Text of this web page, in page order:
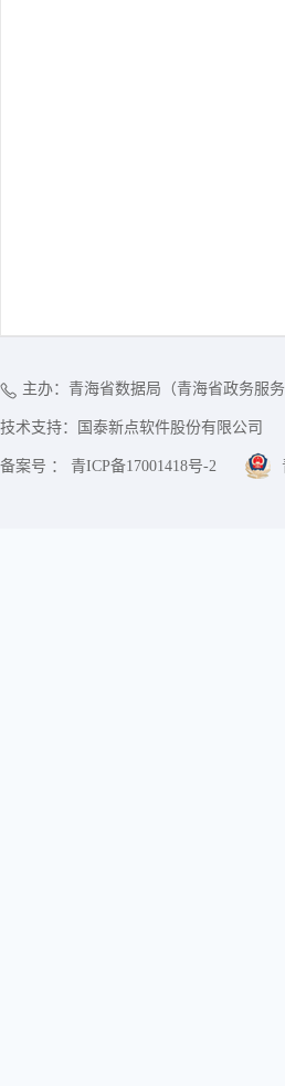
主办：青海省数据局（青海省政务服务
技术支持：国泰新点软件股份有限公司
备案号 ： 青ICP备17001418号-2